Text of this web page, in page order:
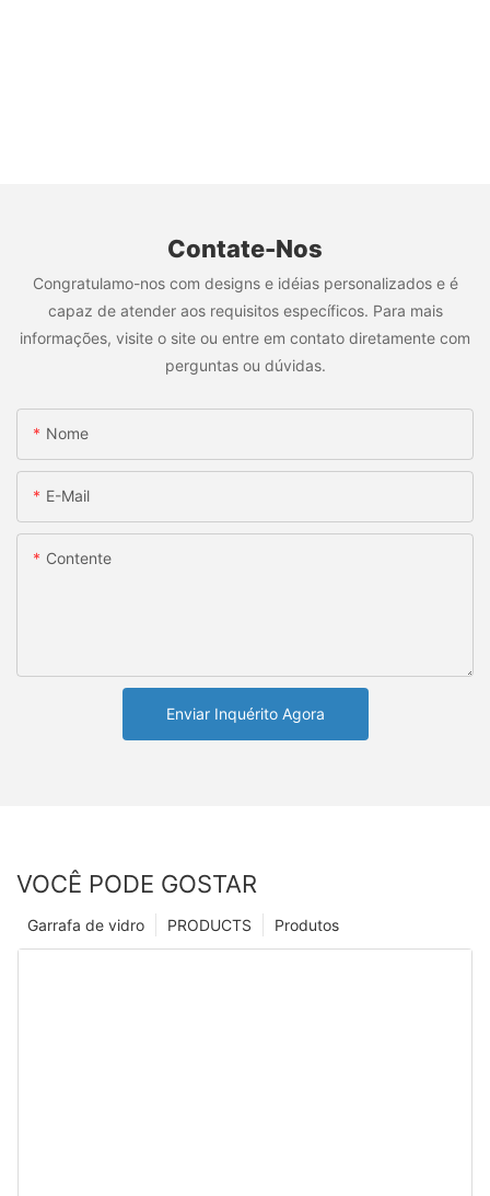
Contate-Nos
Congratulamo-nos com designs e idéias personalizados e é
capaz de atender aos requisitos específicos. Para mais
informações, visite o site ou entre em contato diretamente com
perguntas ou dúvidas.
Nome
E-Mail
Contente
Enviar Inquérito Agora
VOCÊ PODE GOSTAR
Produtos
PRODUCTS
Garrafa de vidro